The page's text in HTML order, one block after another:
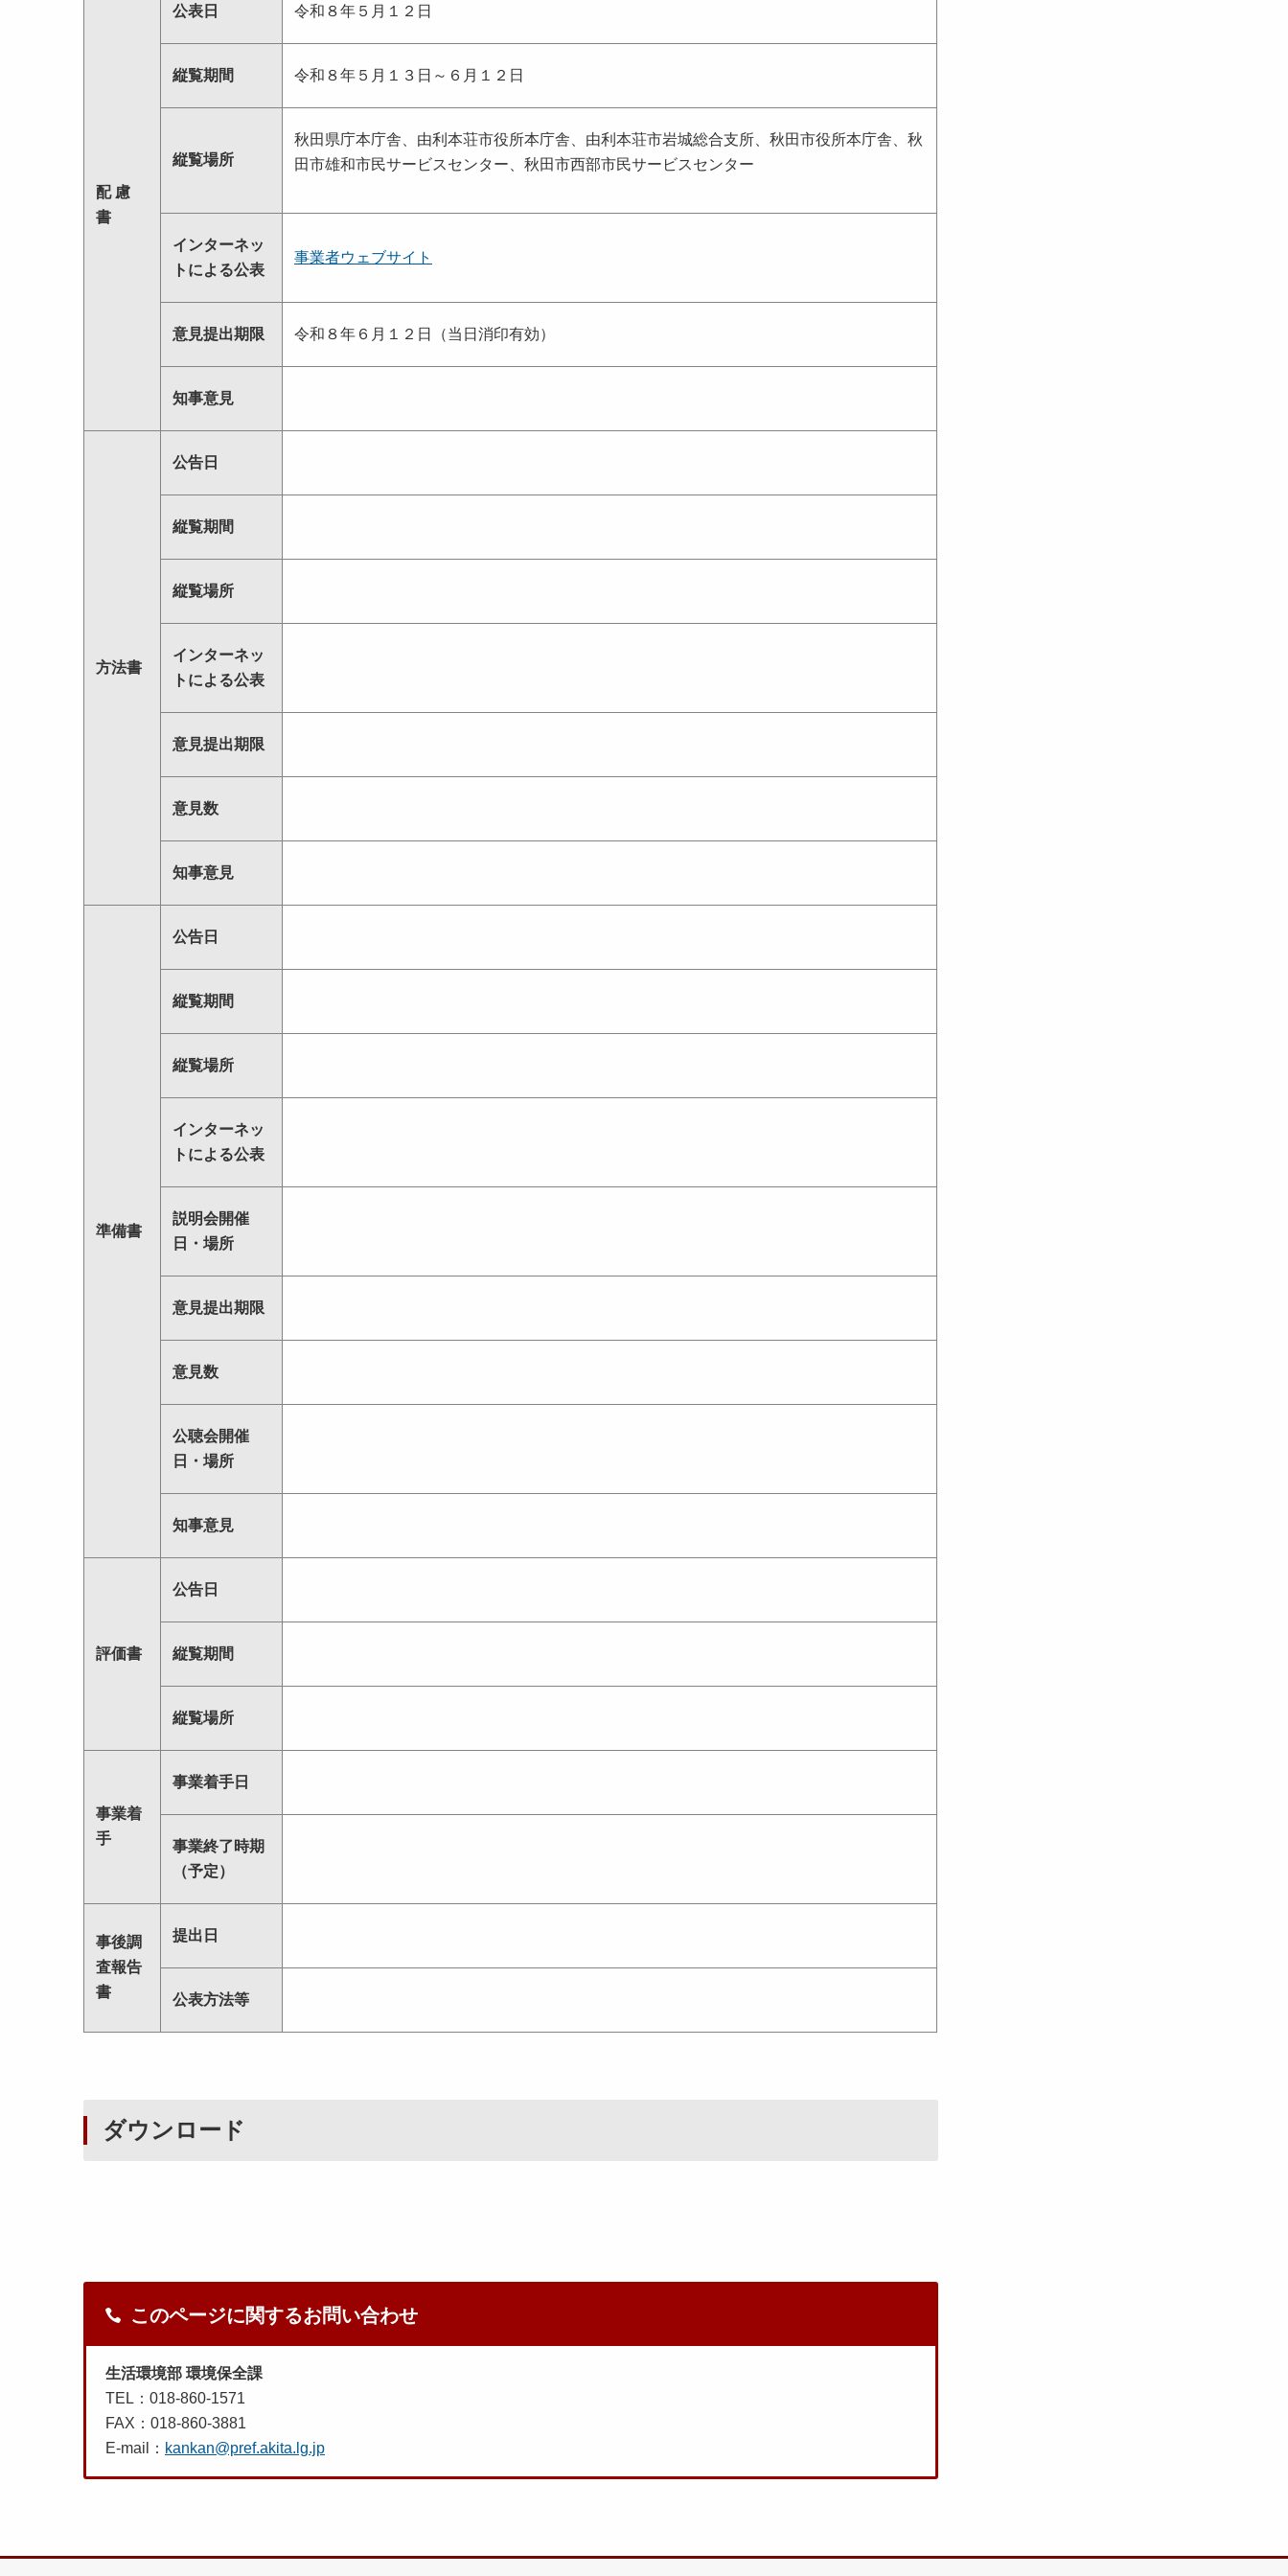
配 慮
書
公表日 令和８年５月１２日
縦覧期間 令和８年５月１３日～６月１２日
縦覧場所
秋田県庁本庁舎、由利本荘市役所本庁舎、由利本荘市岩城総合支所、秋田市役所本庁舎、秋
田市雄和市民サービスセンター、秋田市西部市民サービスセンター
インターネッ
トによる公表
事業者ウェブサイト
意見提出期限 令和８年６月１２日（当日消印有効）
知事意見
方法書
公告日
縦覧期間
縦覧場所
インターネッ
トによる公表
意見提出期限
意見数
知事意見
準備書
公告日
縦覧期間
縦覧場所
インターネッ
トによる公表
説明会開催
日・場所
意見提出期限
意見数
公聴会開催
日・場所
知事意見
評価書
公告日
縦覧期間
縦覧場所
事業着
手
事業着手日
事業終了時期
（予定）
事後調
査報告
書
提出日
公表方法等
ダウンロード
このページに関するお問い合わせ
生活環境部 環境保全課
TEL：018-860-1571
FAX：018-860-3881
E-mail： kankan@pref.akita.lg.jp